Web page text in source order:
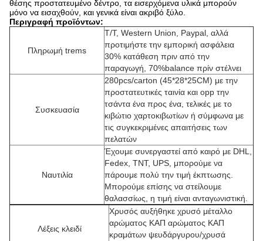
θέσης προστατευμένο δέντρο, τα εισερχόμενα υλικά μπορούν
μόνο να εισαχθούν, και γενικά είναι ακριβό ξύλο.
Περιγραφή προϊόντων:
Πληρωμή trems
T/T, Western Union, Paypal, αλλά
προτιμήστε την εμπορική ασφάλεια
30% κατάθεση πριν από την
παραγωγή, 70%balance πρίν στέλνει
Συσκευασία
280pcs/carton (45*28*25CM) με την
προστατευτικές ταινία και opp την
τσάντα ένα προς ένα, τελικές με το
κιβώτιο χαρτοκιβωτίων ή σύμφωνα με
τις συγκεκριμένες απαιτήσεις των
πελατών
Ναυτιλία
Έχουμε συνεργαστεί από καιρό με DHL,
Fedex, TNT, UPS, μπορούμε να
πάρουμε πολύ την τιμή έκπτωσης.
Μπορούμε επίσης να στείλουμε
θαλασσίως, η τιμή είναι ανταγωνιστική.
Λέξεις κλειδί
Χρυσός αυξήθηκε χρυσό μέταλλο
αρώματος ΚΑΠ αρώματος ΚΑΠ
κραμάτων ψευδάργυρου/χρυσά